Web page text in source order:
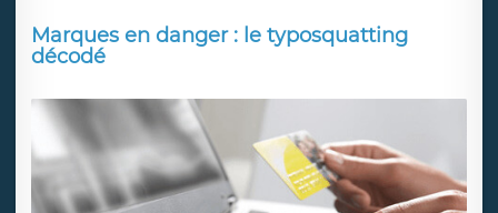
Marques en danger : le typosquatting
décodé